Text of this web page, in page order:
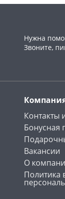
Нужна
Звоните,
Контакты
Бонусная
Вакансии
О
Политика